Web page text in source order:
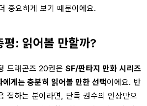
중요하게 보기 때문이에요.
평: 읽어볼 만할까?
드래곤즈 20권은 SF/판타지 만화 시리즈
게는 충분히 읽어볼 만한 선택이에요. 반
접하는 분이라면, 단독 권수의 인상만으